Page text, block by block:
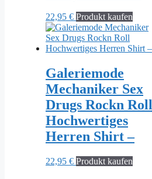
22,95 € Produkt kaufen
Galeriemode
Mechaniker Sex
Drugs Rockn Roll
Hochwertiges
Herren Shirt –
22,95 € Produkt kaufen